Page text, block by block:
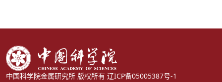
中国科学院金属研究所 版权所有 辽ICP备05005387号-1